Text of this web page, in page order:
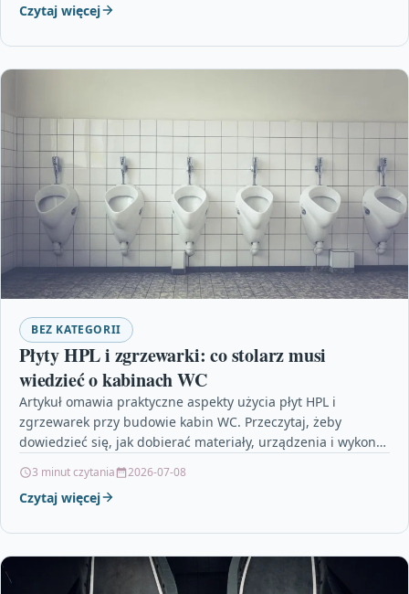
Czytaj więcej
BEZ KATEGORII
Płyty HPL i zgrzewarki: co stolarz musi
wiedzieć o kabinach WC
Artykuł omawia praktyczne aspekty użycia płyt HPL i
zgrzewarek przy budowie kabin WC. Przeczytaj, żeby
dowiedzieć się, jak dobierać materiały, urządzenia i wykonać
3 minut czytania 2026-07-08
Czytaj więcej